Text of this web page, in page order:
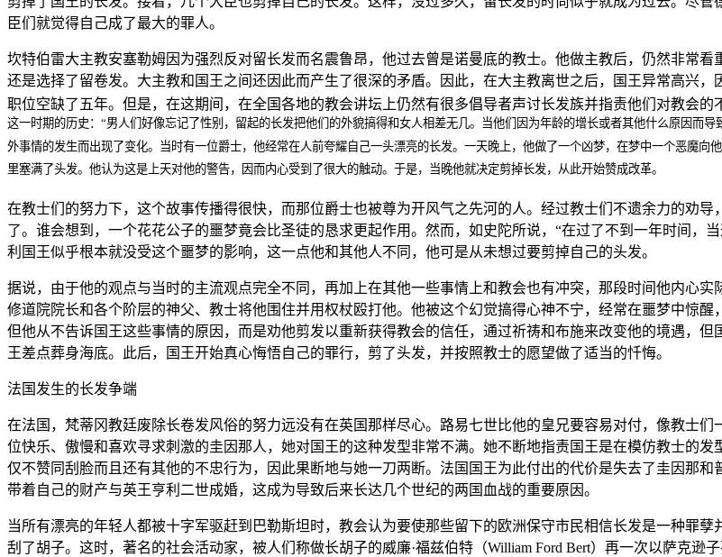
臣们就觉得自己成了最大的罪人。
坎特伯雷大主教安塞勒姆因为强烈反对留长发而名震鲁昂，他过去曾是诺曼底的教士。他做主教后，仍然非常
还是选择了留卷发。大主教和国王之间还因此而产生了很深的矛盾。因此，在大主教离世之后，国王异常高兴
职位空缺了五年。但是，在这期间，在全国各地的教会讲坛上仍然有很多倡导者声讨长发族并指责他们对教会
这一时期的历史：“男人们好像忘记了性别，留起的长发把他们的外貌搞得和女人相差无几。当他们因为年龄的增长或者其他什么原因而
外事情的发生而出现了变化。当时有一位爵士，他经常在人前夸耀自己一头漂亮的长发。一天晚上，他做了一个凶梦，在梦中一个恶魔
里塞满了头发。他认为这是上天对他的警告，因而内心受到了很大的触动。于是，当晚他就决定剪掉长发，从此开始赞成改革。
在教士们的努力下，这个故事传播得很快，而那位爵士也被尊为开风气之先河的人。经过教士们不遗余力的劝
了。谁会想到，一个花花公子的噩梦竟会比圣徒的恳求更起作用。然而，如史陀所说，“在过了不到一年时间，
利国王似乎根本就没受这个噩梦的影响，这一点他和其他人不同，他可是从未想过要剪掉自己的头发。
据说，由于他的观点与当时的主流观点完全不同，再加上在其他一些事情上和教会也有冲突，那段时间他内心
修道院院长和各个阶层的神父、教士将他围住并用权杖殴打他。他被这个幻觉搞得心神不宁，经常在噩梦中惊
但他从不告诉国王这些事情的原因，而是劝他剪发以重新获得教会的信任，通过祈祷和布施来改变他的境遇，
王差点葬身海底。此后，国王开始真心悔悟自己的罪行，剪了头发，并按照教士的愿望做了适当的忏悔。
法国发生的长发争端
在法国，梵蒂冈教廷废除长卷发风俗的努力远没有在英国那样尽心。路易七世比他的皇兄要容易对付，像教士
位快乐、傲慢和喜欢寻求刺激的圭因那人，她对国王的这种发型非常不满。她不断地指责国王是在模仿教士的
仅不赞同刮脸而且还有其他的不忠行为，因此果断地与她一刀两断。法国国王为此付出的代价是失去了圭因那
带着自己的财产与英王亨利二世成婚，这成为导致后来长达几个世纪的两国血战的重要原因。
当所有漂亮的年轻人都被十字军驱赶到巴勒斯坦时，教会认为要使那些留下的欧洲保守市民相信长发是一种罪
刮了胡子。这时，著名的社会活动家，被人们称做长胡子的威廉·福兹伯特（William Ford Bert）再一次以萨克